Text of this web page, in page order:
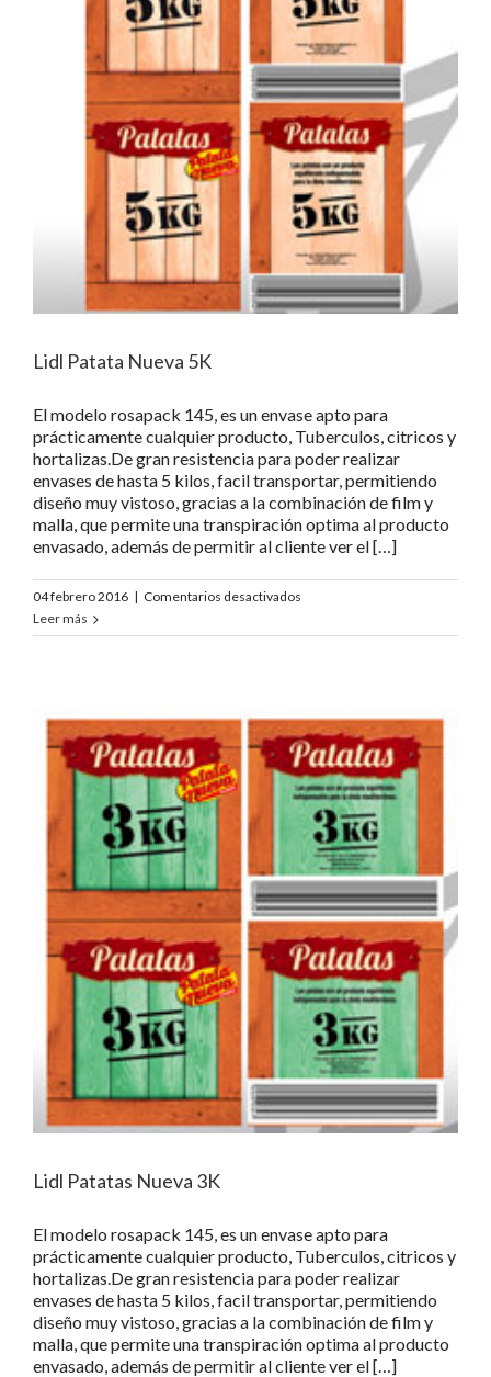
Lidl Patata Nueva 5K
El modelo rosapack 145, es un envase apto para
prácticamente cualquier producto, Tuberculos, citricos y
hortalizas.De gran resistencia para poder realizar
envases de hasta 5 kilos, facil transportar, permitiendo
diseño muy vistoso, gracias a la combinación de film y
malla, que permite una transpiración optima al producto
envasado, además de permitir al cliente ver el […]
04 febrero 2016 | Comentarios desactivados
Patata
Leer más
Lidl Patatas Nueva 3K
El modelo rosapack 145, es un envase apto para
prácticamente cualquier producto, Tuberculos, citricos y
hortalizas.De gran resistencia para poder realizar
envases de hasta 5 kilos, facil transportar, permitiendo
diseño muy vistoso, gracias a la combinación de film y
malla, que permite una transpiración optima al producto
envasado, además de permitir al cliente ver el […]